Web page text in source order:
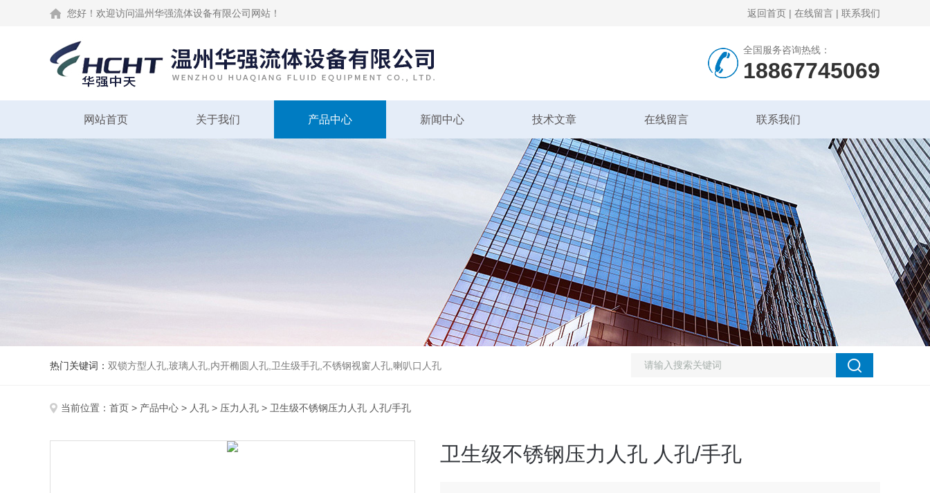
您好！欢迎访问温州华强流体设备有限公司网站！ 返回首页 | 在线留言 | 联系我们
全国服务咨询热线：
18867745069
网站首页 关于我们 产品中心 新闻中心 技术文章 在线留言 联系我们
热门关键词： 双锁方型人孔,玻璃人孔,内开椭圆人孔,卫生级手孔,不锈钢视窗人孔,喇叭口人孔
当前位置： 首页 > 产品中心 > 人孔 > 压力人孔 > 卫生级不锈钢压力人孔 人孔/手孔
卫生级不锈钢压力人孔 人孔/手孔